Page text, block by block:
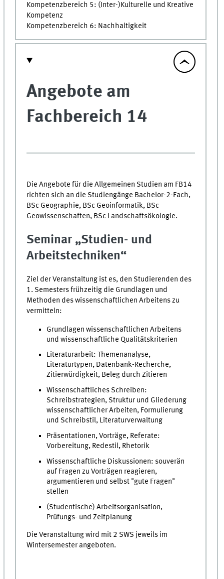
Kompetenzbereich 5: (Inter-)Kulturelle und Kreative
Kompetenz
Kompetenzbereich 6: Nachhaltigkeit
Angebote am
Fachbereich 14
Die Angebote für die Allgemeinen Studien am FB14
richten sich an die Studiengänge Bachelor-2-Fach,
BSc Geographie, BSc Geoinformatik, BSc
Geowissenschaften, BSc Landschaftsökologie.
Seminar „Studien- und
Arbeitstechniken“
Ziel der Veranstaltung ist es, den Studierenden des
1. Semesters frühzeitig die Grundlagen und
Methoden des wissenschaftlichen Arbeitens zu
vermitteln:
Grundlagen wissenschaftlichen Arbeitens
und wissenschaftliche Qualitätskriterien
Literaturarbeit: Themenanalyse,
Literaturtypen, Datenbank-Recherche,
Zitierwürdigkeit, Beleg durch Zitieren
Wissenschaftliches Schreiben:
Schreibstrategien, Struktur und Gliederung
wissenschaftlicher Arbeiten, Formulierung
und Schreibstil, Literaturverwaltung
Präsentationen, Vorträge, Referate:
Vorbereitung, Redestil, Rhetorik
Wissenschaftliche Diskussionen: souverän
auf Fragen zu Vorträgen reagieren,
argumentieren und selbst "gute Fragen"
stellen
(Studentische) Arbeitsorganisation,
Prüfungs- und Zeitplanung
Die Veranstaltung wird mit 2 SWS jeweils im
Wintersemester angeboten.